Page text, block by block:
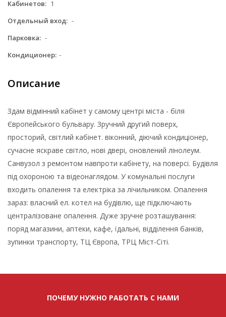
Кабинетов: 1
Отдельный вход: -
Парковка: -
Кондиционер: -
Описание
Здам відмінний кабінет у самому центрі міста - біля
Європейського бульвару. Зручний другий поверх,
просторий, світлий кабінет. віконний, діючий кондиціонер,
сучасне яскраве світло, нові двері, оновлений лінолеум.
Санвузол з ремонтом навпроти кабінету, на поверсі. Будівля
під охороною та відеонаглядом. У комунальні послуги
входить опалення та електріка за лічильником. Опалення
зараз: власний ел. котел на будівлю, ще підключають
централізоване опалення. Дуже зручне розташування:
поряд магазини, аптеки, кафе, їдальні, відділення банків,
зупинки транспорту, ТЦ Європа, ТРЦ Міст-Сіті.
ПОЧЕМУ НУЖНО РАБОТАТЬ С НАМИ